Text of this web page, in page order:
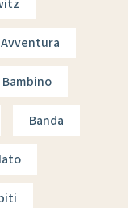
Avventura
Bambino
Banda